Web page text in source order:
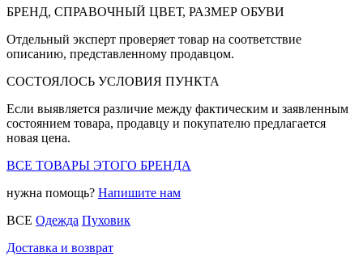
БРЕНД, СПРАВОЧНЫЙ ЦВЕТ, РАЗМЕР ОБУВИ
Отдельный эксперт проверяет товар на соответствие
описанию, представленному продавцом.
СОСТОЯЛОСЬ УСЛОВИЯ ПУНКТА
Если выявляется различие между фактическим и заявленным
состоянием товара, продавцу и покупателю предлагается
новая цена.
ВСЕ ТОВАРЫ ЭТОГО БРЕНДА
нужна помощь? Напишите нам
ВСЕ Одежда Пуховик
Доставка и возврат